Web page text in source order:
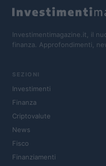
Investimentimagazine.it, il
finanza. Approfondimenti,
SEZIONI
Investimenti
Finanza
Criptovalute
News
Fisco
Finanziamenti